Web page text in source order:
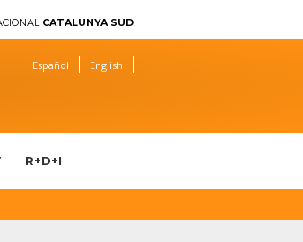
CATALUNYA SUD
Español English
R+D+I